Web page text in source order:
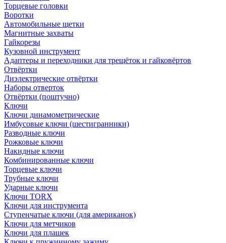
Торцевые головки
Воротки
Автомобильные щетки
Магнитные захваты
Гайкорезы
Кузовной инструмент
Адаптеры и переходники для трещёток и гайковёртов
Отвёртки
Диэлектрические отвёртки
Наборы отверток
Отвёртки (поштучно)
Ключи
Ключи динамометрические
Имбусовые ключи (шестигранники)
Разводные ключи
Рожковые ключи
Накидные ключи
Комбинированные ключи
Торцевые ключи
Трубные ключи
Ударные ключи
Ключи TORX
Ключи для инструмента
Ступенчатые ключи (для американок)
Ключи для метчиков
Ключи для плашек